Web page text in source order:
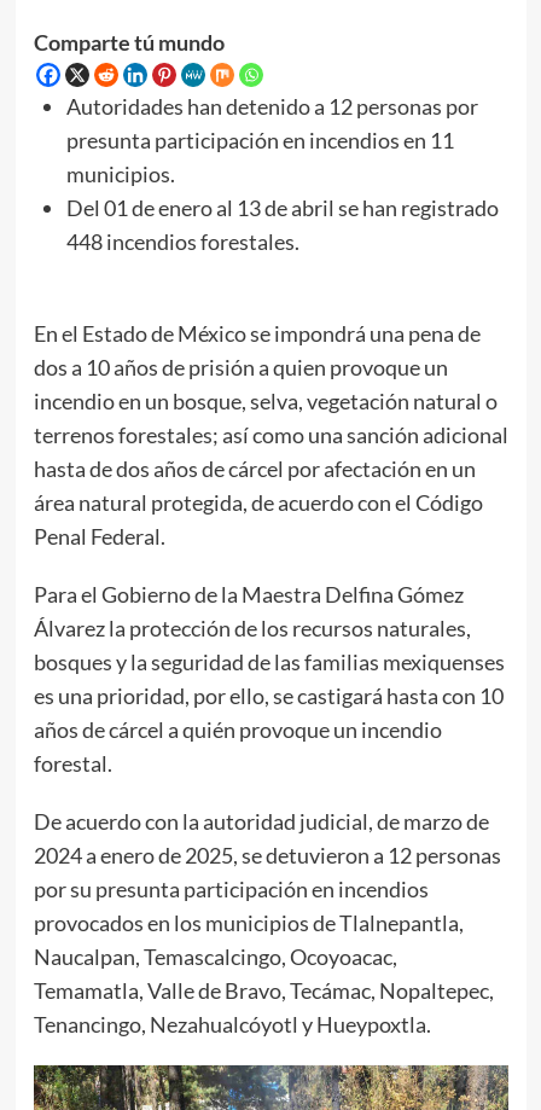
Comparte tú mundo
Autoridades han detenido a 12 personas por
presunta participación en incendios en 11
municipios.
Del 01 de enero al 13 de abril se han registrado
448 incendios forestales.
En el Estado de México se impondrá una pena de
dos a 10 años de prisión a quien provoque un
incendio en un bosque, selva, vegetación natural o
terrenos forestales; así como una sanción adicional
hasta de dos años de cárcel por afectación en un
área natural protegida, de acuerdo con el Código
Penal Federal.
Para el Gobierno de la Maestra Delfina Gómez
Álvarez la protección de los recursos naturales,
bosques y la seguridad de las familias mexiquenses
es una prioridad, por ello, se castigará hasta con 10
años de cárcel a quién provoque un incendio
forestal.
De acuerdo con la autoridad judicial, de marzo de
2024 a enero de 2025, se detuvieron a 12 personas
por su presunta participación en incendios
provocados en los municipios de Tlalnepantla,
Naucalpan, Temascalcingo, Ocoyoacac,
Temamatla, Valle de Bravo, Tecámac, Nopaltepec,
Tenancingo, Nezahualcóyotl y Hueypoxtla.